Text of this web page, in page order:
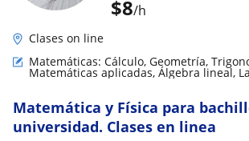
$8/h
Clases on line
Matemáticas: Cálculo, Geometría,
Matemáticas aplicadas, Álgebra lineal,
Matemática y Física para
universidad. Clases en linea